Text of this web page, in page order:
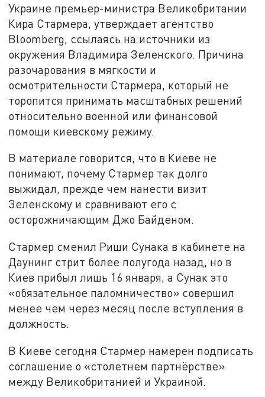
Украине премьер-министра Великобритании
Кира Стармера, утверждает агентство
Bloomberg, ссылаясь на источники из
окружения Владимира Зеленского. Причина
разочарования в мягкости и
осмотрительности Стармера, который не
торопится принимать масштабных решений
относительно военной или финансовой
помощи киевскому режиму.
В материале говорится, что в Киеве не
понимают, почему Стармер так долго
выжидал, прежде чем нанести визит
Зеленскому и сравнивают его с
осторожничающим Джо Байденом.
Стармер сменил Риши Сунака в кабинете на
Даунинг стрит более полугода назад, но в
Киев прибыл лишь 16 января, а Сунак это
«обязательное паломничество» совершил
менее чем через месяц после вступления в
должность.
В Киеве сегодня Стармер намерен подписать
соглашение о «столетнем партнёрстве»
между Великобританией и Украиной.